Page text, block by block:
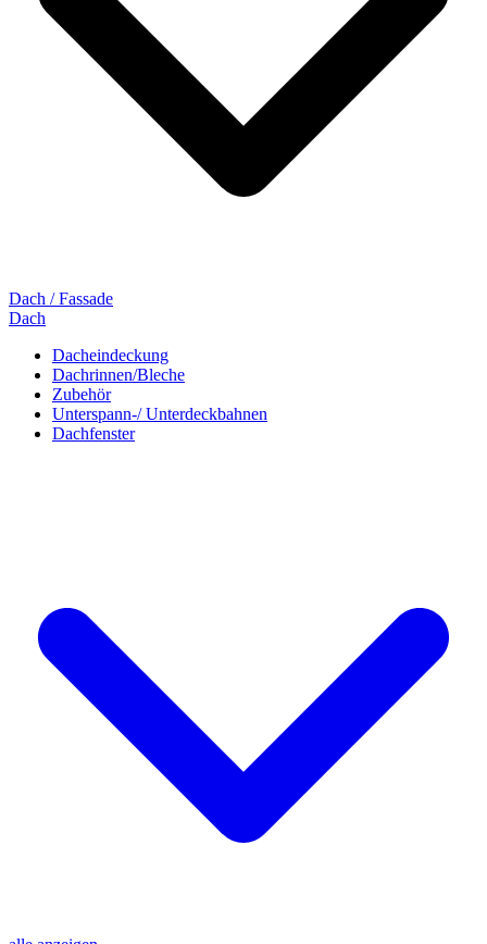
Dach / Fassade
Dach
Dacheindeckung
Dachrinnen/Bleche
Zubehör
Unterspann-/ Unterdeckbahnen
Dachfenster